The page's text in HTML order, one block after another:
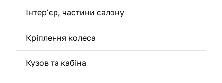
Інтер'єр, частини салону
Кріплення колеса
Кузов та кабіна